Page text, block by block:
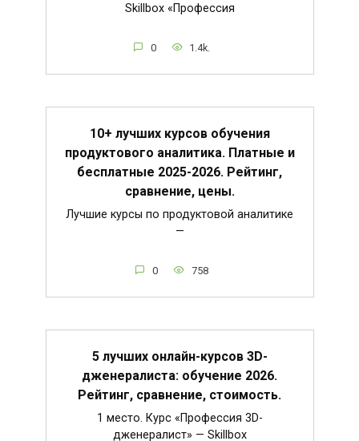
Skillbox «Профессия
0 1.4k.
10+ лучших курсов обучения
продуктового аналитика. Платные и
бесплатные 2025-2026. Рейтинг,
сравнение, цены.
Лучшие курсы по продуктовой аналитике
—
0 758
5 лучших онлайн-курсов 3D-
дженералиста: обучение 2026.
Рейтинг, сравнение, стоимость.
1 место. Курс «Профессия 3D-
дженералист» — Skillbox